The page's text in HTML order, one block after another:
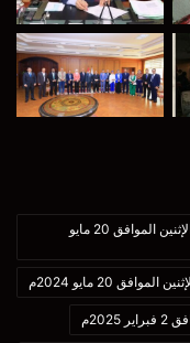
أسعار الحديد والأسمنت فى الأسواق المصرية اليوم الإثنين الموافق 20 مايو
20 مايو 2024م